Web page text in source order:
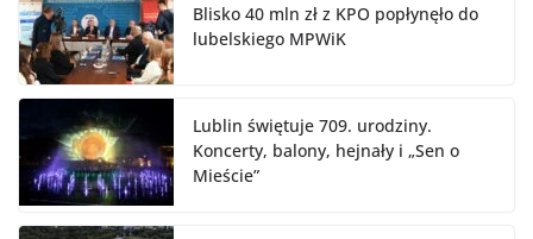
Blisko 40 mln zł z KPO popłynęło do
lubelskiego MPWiK
Lublin świętuje 709. urodziny.
Koncerty, balony, hejnały i „Sen o
Mieście”